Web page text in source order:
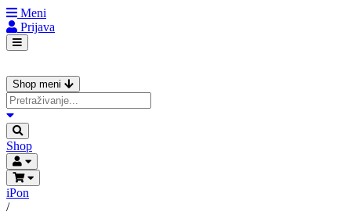
Meni
Prijava
Shop meni
Shop
iPon
/